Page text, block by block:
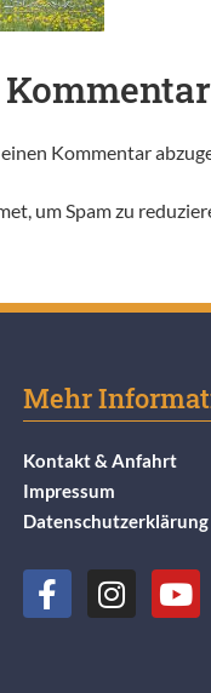
Kommentar
um Spam zu
Mehr
Kontakt & Anfahrt
Impressum
Datenschutzerklärung